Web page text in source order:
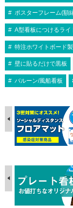
ポスターフレーム(額
A型看板につけるライ
特注ホワイトボード
壁に貼るだけで黒板
バルーン/風船看板